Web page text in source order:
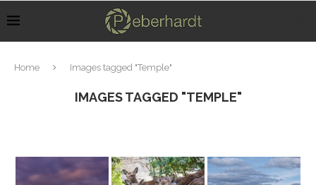
Home Images tagged "Temple"
IMAGES TAGGED "TEMPLE"